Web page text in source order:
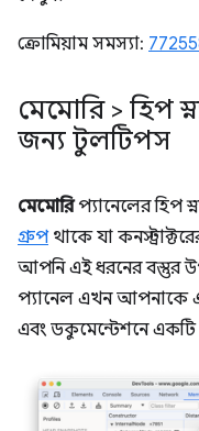
ক্রোমিয়াম সমস্যা:
মেমোরি > হিপ
জন্য টুলটিপস
মেমোরিপ্যানেলের হিপ
গ্রুপথাকে যা
আপনি এই ধরনের বস্তুর
প্যানেল এখন আপনাকে
এবং ডকুমেন্টেশনে একটি